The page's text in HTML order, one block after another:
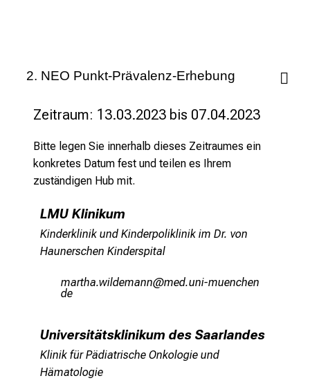
2. NEO Punkt-Prävalenz-Erhebung
Zeitraum: 13.03.2023 bis 07.04.2023
Bitte legen Sie innerhalb dieses Zeitraumes ein
konkretes Datum fest und teilen es Ihrem
zuständigen Hub mit.
LMU Klinikum
Kinderklinik und Kinderpoliklinik im Dr. von
Haunerschen Kinderspital
vgpbzgeélämiYv:guu
vimefu:l+vfiuynziu
mi
Universitätsklinikum des Saarlandes
Klinik für Pädiatrische Onkologie und
Hämatologie